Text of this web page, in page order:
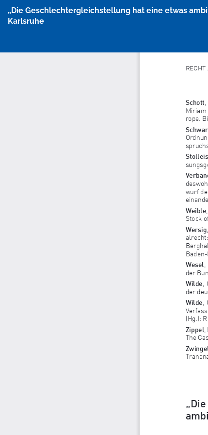
Artikeldetails
zurückkehren
„Die Geschlechtergleichstellung hat eine etwas
Karlsruhe